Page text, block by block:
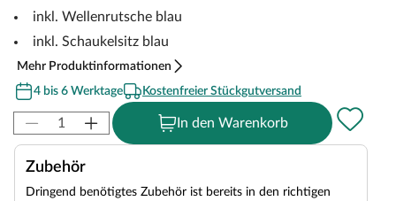
inkl. Wellenrutsche blau
inkl. Schaukelsitz blau
Mehr Produktinformationen
4 bis 6 Werktage
Kostenfreier Stückgutversand
In den Warenkorb
Zubehör
Dringend benötigtes Zubehör ist bereits in den richtigen